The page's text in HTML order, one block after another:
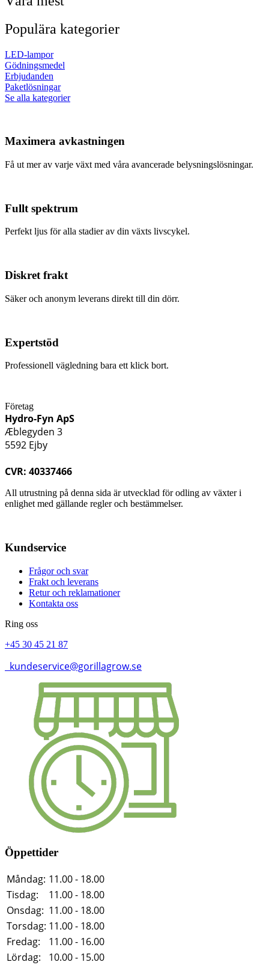
Populära kategorier
LED-lampor
Gödningsmedel
Erbjudanden
Paketlösningar
Se alla kategorier
Maximera avkastningen
Få ut mer av varje växt med våra avancerade belysningslösningar.
Fullt spektrum
Perfekt ljus för alla stadier av din växts livscykel.
Diskret frakt
Säker och anonym leverans direkt till din dörr.
Expertstöd
Professionell vägledning bara ett klick bort.
Företag
Hydro-Fyn ApS
Æblegyden 3
5592 Ejby
CVR: 40337466
All utrustning på denna sida är utvecklad för odling av växter i
enlighet med gällande regler och bestämmelser.
Kundservice
Frågor och svar
Frakt och leverans
Retur och reklamationer
Kontakta oss
Ring oss
+45 30 45 21 87
kundeservice@gorillagrow.se
Öppettider
Måndag: 11.00 - 18.00
Tisdag:
11.00 - 18.00
Onsdag: 11.00 - 18.00
Torsdag: 11.00 - 18.00
Fredag:
11.00 - 16.00
Lördag:
10.00 - 15.00